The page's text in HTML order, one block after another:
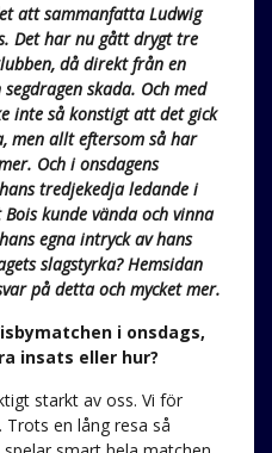
att sammanfatta Ludwig
Det har nu gått drygt tre
då direkt från en
skada. Och med
inte så konstigt att det gick
men allt eftersom så har
Och i onsdagens
tredjekedja ledande i
kunde vända och vinna
egna intryck av hans
slagstyrka? Hemsidan
på detta och mycket mer.
i onsdags,
insats eller hur?
starkt av oss. Vi för
Trots en lång resa så